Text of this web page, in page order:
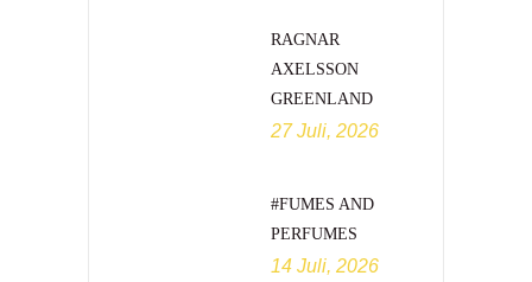
RAGNAR
AXELSSON
GREENLAND
27 Juli, 2026
#FUMES AND
PERFUMES
14 Juli, 2026